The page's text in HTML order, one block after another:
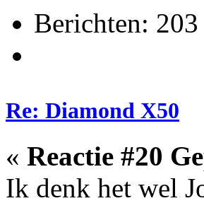
Berichten: 203
Re: Diamond X50
« Reactie #20
Ik denk het wel